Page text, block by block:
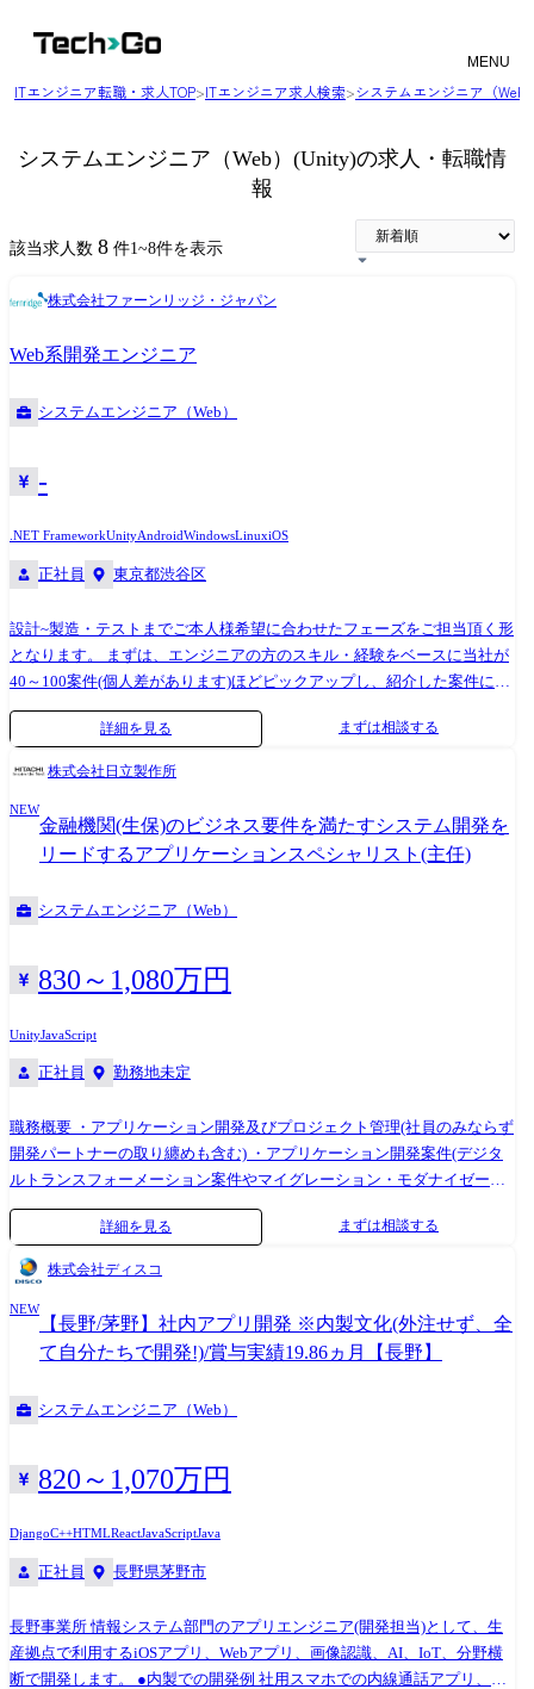
MENU
ITエンジニア転職・求人TOP>ITエンジニア求人検索>システムエンジニア（Web
システムエンジニア（Web）(Unity)の求人・転職情
報
該当求人数 8 件1~8件を表示
株式会社ファーンリッジ・ジャパン
Web系開発エンジニア
システムエンジニア（Web）
-
.NET FrameworkUnityAndroidWindowsLinuxiOS
正社員 東京都渋谷区
設計~製造・テストまでご本人様希望に合わせたフェーズをご担当頂く形
となります。 まずは、エンジニアの方のスキル・経験をベースに当社が
40～100案件(個人差があります)ほどピックアップし、紹介した案件に対
して、エンジニアの方が「A～C」の三段階評価をしていただきます。
「A」評価の案件を最優先にプロジェクトへアサインします。 もし、
テム開発(改修)・テスト作業を担当 【2】人材企業向けプロジェクト 求人
サイトの開発、PHPを中心とした基本設計、開発、テスト、運用を担当
【3】製造業向けプロジェクト 工程管理システム構築において基本設
ASP.net、Ruby、C++、C、VBA ・DB:Oracle、SQL Server、My SQL、
クトが多数あります。 上述のとおり、貴方のスキルや経験、希望する環
境を最優先に、かつ、エンジニア(社員)の方に選択していただきます。
象となります。 Java, PHP, C#, VB.net, Unity, Python, Ruby, C, C++, VC,
VBA
詳細を見る まずは相談する
株式会社日立製作所
NEW
金融機関(生保)のビジネス要件を満たすシステム開発を
リードするアプリケーションスペシャリスト(主任)
システムエンジニア（Web）
830～1,080万円
UnityJavaScript
正社員 勤務地未定
職務概要 ・アプリケーション開発及びプロジェクト管理(社員のみならず
開発パートナーの取り纏めも含む) ・アプリケーション開発案件(デジタ
ルトランスフォーメーション案件やマイグレーション・モダナイゼーシ
ョン案件を含む)のご提案や見積り、開発計画策定と推進 職務詳細 ・社
内外におけるビジネス戦略に基づき要件を満たすために、アプリケーシ
ョンの設計・開発・実装・検証・保守について一気通貫で実行すること
に加え、まとまった単位(機能やコンポーネント)のアプリケーションの実
現を目指し、業務の取り纏め者として開発工程の管理、組織内や開発パ
ートナーメンバーの進捗管理を行う。 ・ハードウェア、アプリケーショ
ン、ネットワークなど情報通信分野についての一般的な知識を活用す
ション開発 ・SOE・SOR領域における受注～本番リリースまでの全工程
SIビジネスを中心とするが、マイグレーション(モダナイゼーション)案件
やDX・CX・アジャイル案件の開発も対応する。 配属組織名 AI&ソフト
(概要・ミッション) ・金融システム事業部と連携し、保険分野(主に生命
する。 ・担当するシステムは金融という社会インフラを支える、責任重
大なミッションクリティカルなシステム。 ・保険分野において、お客さ
まから最も信頼されるITビジネスパートナーとなり、お客さまの企業価
詳細を見る まずは相談する
株式会社ディスコ
NEW
【長野/茅野】社内アプリ開発 ※内製文化(外注せず、全
て自分たちで開発!)/賞与実績19.86ヵ月【長野】
システムエンジニア（Web）
820～1,070万円
DjangoC++HTMLReactJavaScriptJava
正社員 長野県茅野市
長野事業所 情報システム部門のアプリエンジニア(開発担当)として、生
産拠点で利用するiOSアプリ、Webアプリ、画像認識、AI、IoT、分野横
断で開発します。 ●内製での開発例 社用スマホでの内線通話アプリ、工